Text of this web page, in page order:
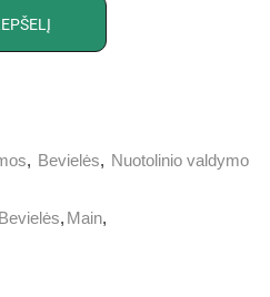
, Bevielės, Nuotolinio valdymo
Bevielės, Main,